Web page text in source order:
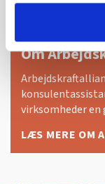
Om
virksomheder
LÆS MERE OM